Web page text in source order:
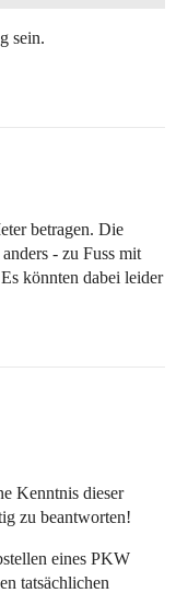
sein.
betragen. Die
- zu Fuss mit
könnten dabei leider
Kenntnis dieser
zu beantworten!
eines PKW
tatsächlichen